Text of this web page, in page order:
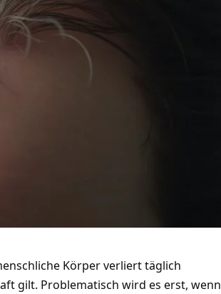
Körper verliert täglich
gilt. Problematisch wird es erst, wenn